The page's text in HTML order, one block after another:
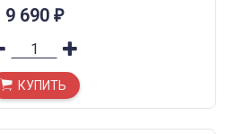
9 690 ₽
КУПИТЬ